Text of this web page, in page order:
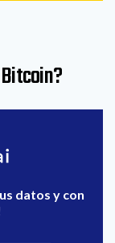
datos y con